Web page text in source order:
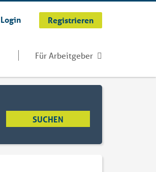
Login Registrieren
Für Arbeitgeber